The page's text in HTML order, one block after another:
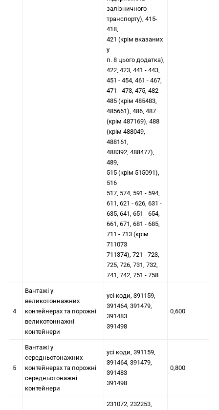
залізничного
транспорту), 415-
418,
421 (крім вказаних
у
п. 8 цього додатка),
422, 423, 441 - 443,
451 - 454, 461 - 467,
471 - 473, 475, 482 -
485 (крім 485483,
485661), 486, 487
(крім 487169), 488
(крім 488049,
488161,
488392, 488477),
489,
515 (крім 515091),
516
517, 574, 591 - 594,
611, 621 - 626, 631 -
635, 641, 651 - 654,
661, 671, 681 - 685,
711 - 713 (крім
711073
711374), 721 - 723,
725, 726, 731, 732,
741, 742, 751 - 758
4
Вантажі у
великотоннажних
контейнерах та порожні
великотоннажні
контейнери
усі коди, 391159,
391464, 391479,
391483
391498
0,600
5
Вантажі у
середньотонажних
контейнерах та порожні
середньотонажні
контейнери
усі коди, 391159,
391464, 391479,
391483
391498
0,800
231072, 232253,